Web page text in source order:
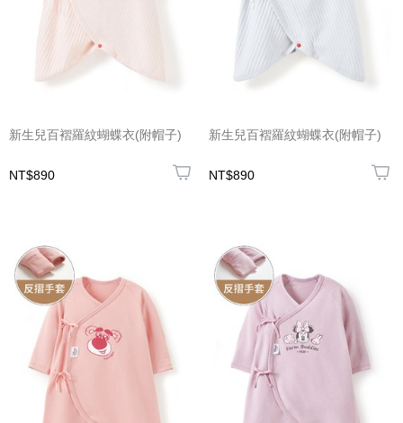
新生兒百褶羅紋蝴蝶衣(附帽子)
NT$890
新生兒百褶羅紋蝴蝶衣(附帽子)
NT$890